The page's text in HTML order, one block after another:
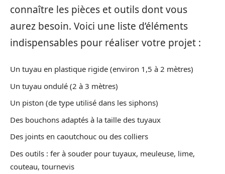
connaître les pièces et outils dont vous
aurez besoin. Voici une liste d’éléments
indispensables pour réaliser votre projet :
Un tuyau en plastique rigide (environ 1,5 à 2 mètres)
Un tuyau ondulé (2 à 3 mètres)
Un piston (de type utilisé dans les siphons)
Des bouchons adaptés à la taille des tuyaux
Des joints en caoutchouc ou des colliers
Des outils : fer à souder pour tuyaux, meuleuse, lime,
couteau, tournevis